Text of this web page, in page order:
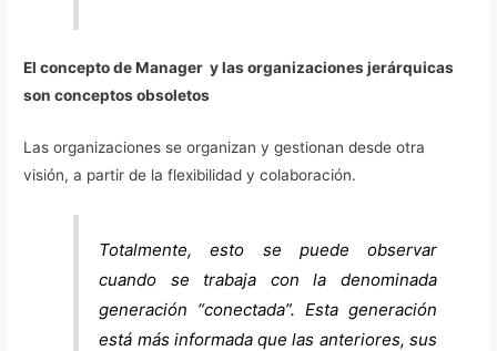
El concepto de Manager y las organizaciones jerárquicas
son conceptos obsoletos
Las organizaciones se organizan y gestionan desde otra
visión, a partir de la flexibilidad y colaboración.
Totalmente, esto se puede observar
cuando se trabaja con la denominada
generación “conectada”. Esta generación
está más informada que las anteriores, sus